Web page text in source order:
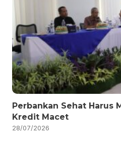
Perbankan Sehat Harus
Kredit Macet
28/07/2026